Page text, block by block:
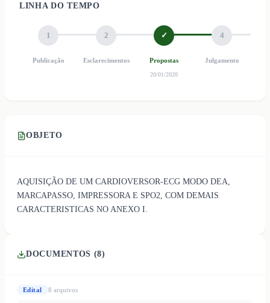
LINHA DO TEMPO
1
Publicação
2
Esclarecimentos
✓
Propostas
20/01/2020
4
Julgamento
OBJETO
AQUISIÇÃO DE UM CARDIOVERSOR-ECG MODO DEA,
MARCAPASSO, IMPRESSORA E SPO2, COM DEMAIS
CARACTERISTICAS NO ANEXO I.
DOCUMENTOS (8)
Edital 8 arquivos